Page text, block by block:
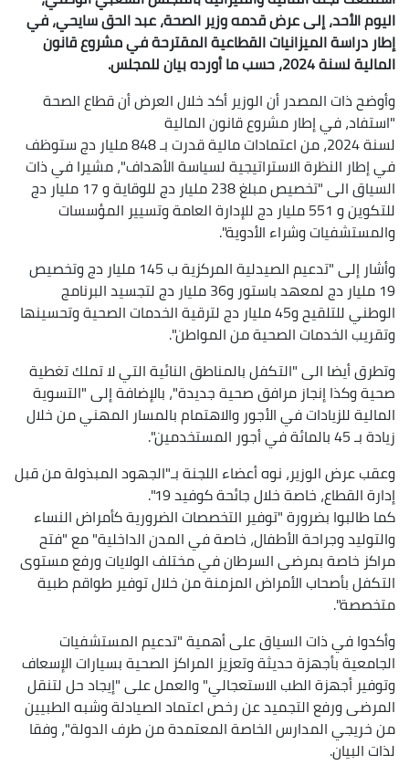
اليوم الأحد، إلى عرض قدمه وزير الصحة، عبد الحق سايحي، في
إطار دراسة الميزانيات القطاعية المقترحة في مشروع قانون
المالية لسنة 2024، حسب ما أورده بيان للمجلس.
وأوضح ذات المصدر أن الوزير أكد خلال العرض أن قطاع الصحة
"استفاد، في إطار مشروع قانون المالية
لسنة 2024، من اعتمادات مالية قدرت بـ 848 مليار دج ستوظف
في إطار النظرة الاستراتيجية لسياسة الأهداف"، مشيرا في ذات
السياق الى "تخصيص مبلغ 238 مليار دج للوقاية و 17 مليار دج
للتكوين و 551 مليار دج للإدارة العامة وتسيير المؤسسات
والمستشفيات وشراء الأدوية".
وأشار إلى "تدعيم الصيدلية المركزية ب 145 مليار دج وتخصيص
19 مليار دج لمعهد باستور و36 مليار دج لتجسيد البرنامج
الوطني للتلقيح و45 مليار دج لترقية الخدمات الصحية وتحسينها
وتقريب الخدمات الصحية من المواطن".
وتطرق أيضا الى "التكفل بالمناطق النائية التي لا تملك تغطية
صحية وكذا إنجاز مرافق صحية جديدة"، بالإضافة إلى "التسوية
المالية للزيادات في الأجور والاهتمام بالمسار المهني من خلال
زيادة بـ 45 بالمائة في أجور المستخدمين".
وعقب عرض الوزير، نوه أعضاء اللجنة بـ"الجهود المبذولة من قبل
إدارة القطاع، خاصة خلال جائحة كوفيد 19".
كما طالبوا بضرورة "توفير التخصصات الضرورية كأمراض النساء
والتوليد وجراحة الأطفال، خاصة في المدن الداخلية" مع "فتح
مراكز خاصة بمرضى السرطان في مختلف الولايات ورفع مستوى
التكفل بأصحاب الأمراض المزمنة من خلال توفير طواقم طبية
متخصصة".
وأكدوا في ذات السياق على أهمية "تدعيم المستشفيات
الجامعية بأجهزة حديثة وتعزيز المراكز الصحية بسيارات الإسعاف
وتوفير أجهزة الطب الاستعجالي" والعمل على "إيجاد حل لتنقل
المرضى ورفع التجميد عن رخص اعتماد الصيادلة وشبه الطبيين
من خريجي المدارس الخاصة المعتمدة من طرف الدولة"، وفقا
لذات البيان.